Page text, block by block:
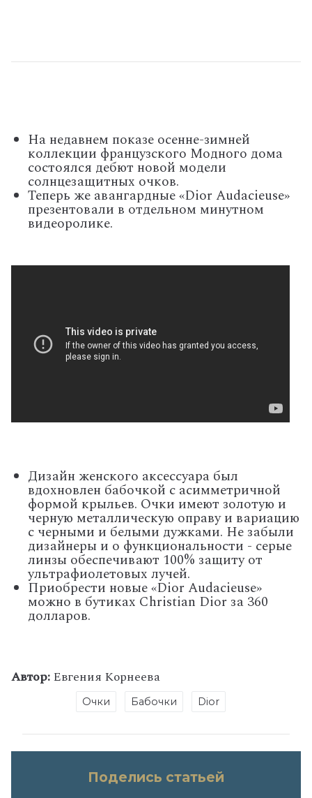
На недавнем показе осенне-зимней
коллекции французского Модного дома
состоялся дебют новой модели
солнцезащитных очков.
Теперь же авангардные «Dior Audacieuse»
презентовали в отдельном минутном
видеоролике.
Дизайн женского аксессуара был
вдохновлен бабочкой с асимметричной
формой крыльев. Очки имеют золотую и
черную металлическую оправу и вариацию
с черными и белыми дужками. Не забыли
дизайнеры и о функциональности - серые
линзы обеспечивают 100% защиту от
ультрафиолетовых лучей.
Приобрести новые «Dior Audacieuse»
можно в бутиках Christian Dior за 360
долларов.
Автор:Евгения Корнеева
Очки Бабочки Dior
Поделись статьей